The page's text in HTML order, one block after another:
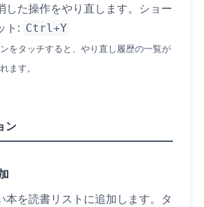
した操作をやり直します。ショー
ト: Ctrl+Y
をタッチすると、やり直し履歴の一覧が
ます。
ン
本を読書リストに追加します。タ